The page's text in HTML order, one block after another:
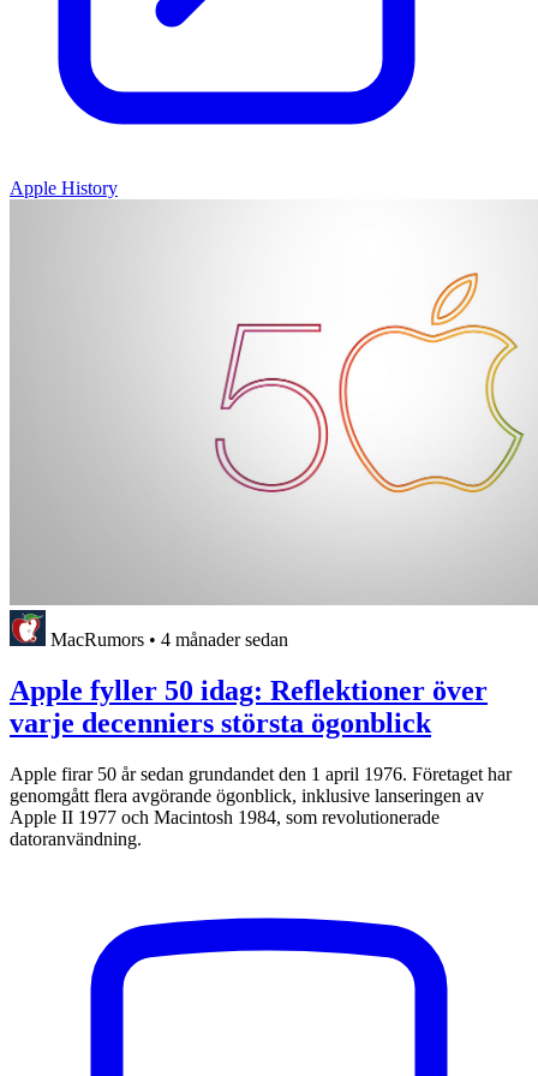
Apple History
MacRumors • 4 månader sedan
Apple fyller 50 idag: Reflektioner över
varje decenniers största ögonblick
Apple firar 50 år sedan grundandet den 1 april 1976. Företaget har
genomgått flera avgörande ögonblick, inklusive lanseringen av
Apple II 1977 och Macintosh 1984, som revolutionerade
datoranvändning.